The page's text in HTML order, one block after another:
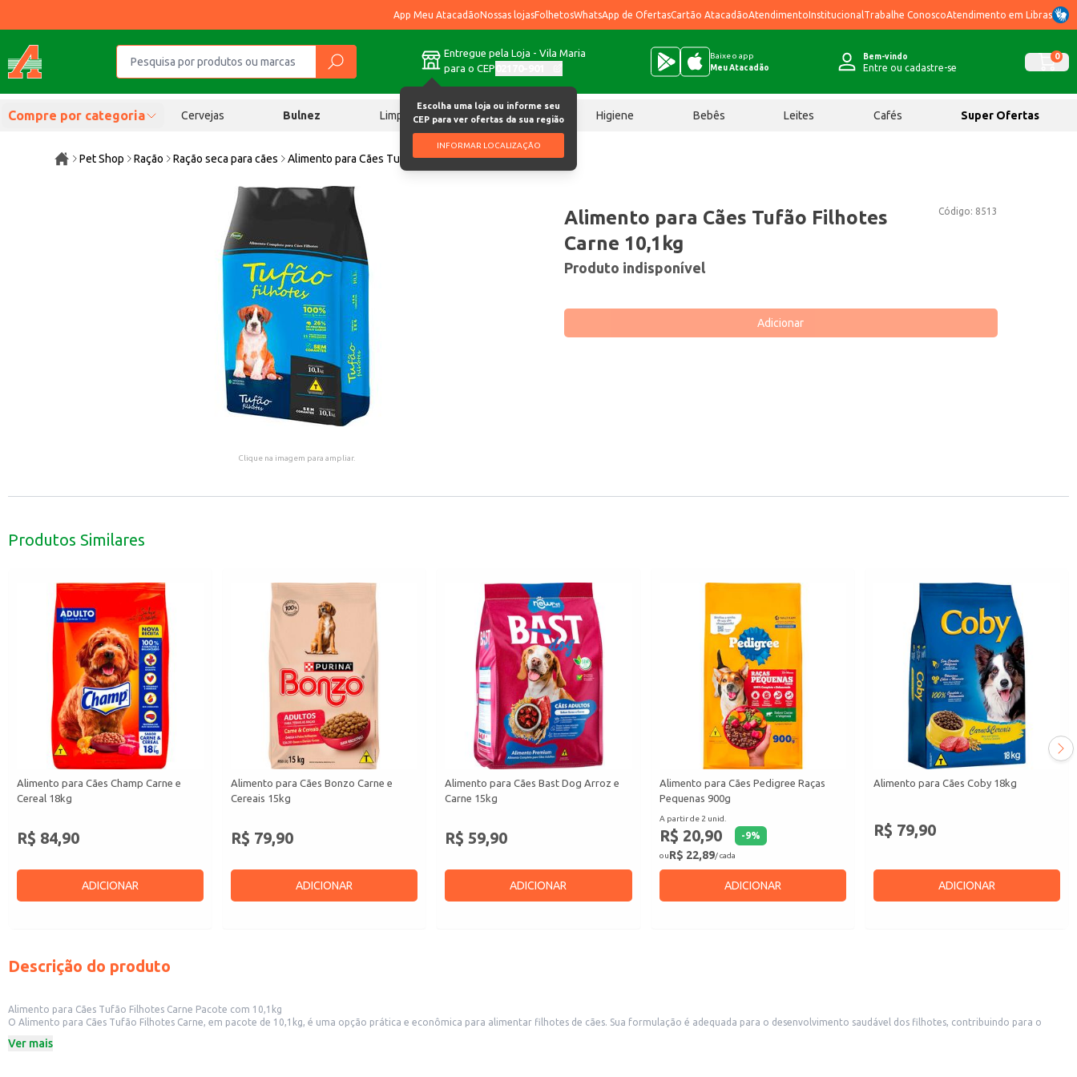
App Meu AtacadãoNossas lojasFolhetosWhatsApp de OfertasCartão AtacadãoAtendimentoInstitucional Trabalhe ConoscoAtendimento em Libras
Entregue pela Loja - Vila Maria
para o CEP
Escolha uma loja ou informe seu
CEP para ver ofertas da sua região
INFORMAR LOCALIZAÇÃO
Baixe o app
Meu Atacadão
Bem-vindo
Entre ou cadastre-se
0
Compre por categoria Cervejas Bulnez Limpeza Chocolates Higiene Bebês Leites Cafés Super Ofertas
Pet Shop Ração Ração seca para cães Alimento para Cães Tufão Filhotes Carne 10,1kg
Clique na imagem para ampliar.
Código: 8513
Alimento para Cães Tufão Filhotes
Carne 10,1kg
Produto indisponível
Adicionar
Produtos Similares
Alimento para Cães Champ Carne e
Cereal 18kg
R$ 84,90
ADICIONAR
Alimento para Cães Bonzo Carne e
Cereais 15kg
R$ 79,90
ADICIONAR
Alimento para Cães Bast Dog Arroz e
Carne 15kg
R$ 59,90
ADICIONAR
Alimento para Cães Pedigree Raças
Pequenas 900g
A partir de 2 unid.
R$ 20,90 -9%
ouR$ 22,89/ cada
ADICIONAR
Alimento para Cães Coby 18kg
R$ 79,90
ADICIONAR
Descrição do produto
Alimento para Cães Tufão Filhotes Carne Pacote com 10,1kg
O Alimento para Cães Tufão Filhotes Carne, em pacote de 10,1kg, é uma opção prática e econômica para alimentar filhotes de cães. Sua formulação é adequada para o desenvolvimento saudável dos filhotes, contribuindo para o
donos de cães que preferem comprar em grandes quantidades para maior praticidade.
Ver mais